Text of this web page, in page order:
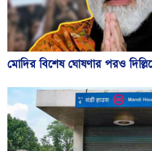
মোদির বিশেষ ঘোষণার পরও